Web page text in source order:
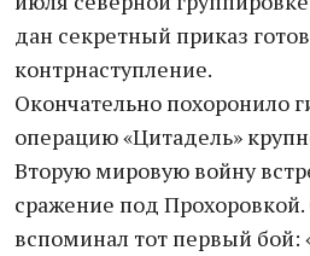
дан секретный приказ
контрнаступление.
Окончательно похоронило
операцию «Цитадель»
Вторую мировую войну
сражение под
вспоминал тот первый бой: